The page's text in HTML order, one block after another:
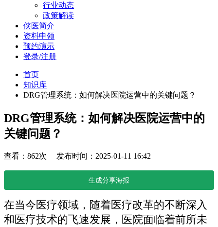
行业动态
政策解读
侠医简介
资料申领
预约演示
登录/注册
首页
知识库
DRG管理系统：如何解决医院运营中的关键问题？
DRG管理系统：如何解决医院运营中的
关键问题？
查看：862次 发布时间：2025-01-11 16:42
生成分享海报
在当今医疗领域，随着医疗改革的不断深入
和医疗技术的飞速发展，医院面临着前所未